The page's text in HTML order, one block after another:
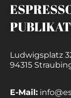
Ludwigsplatz
94315
E-Mail: